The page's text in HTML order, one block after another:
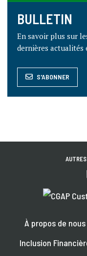
BULLETIN
En savoir plus sur
dernières actualités
S'ABONNER
À propos de nous
Inclusion